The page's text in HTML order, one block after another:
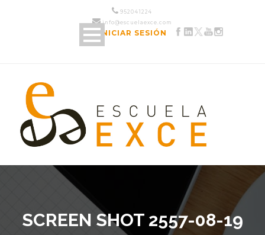
952 04 12 24
info@escuelaexce.com
INICIAR SESIÓN
SCREEN SHOT 2557-08-19